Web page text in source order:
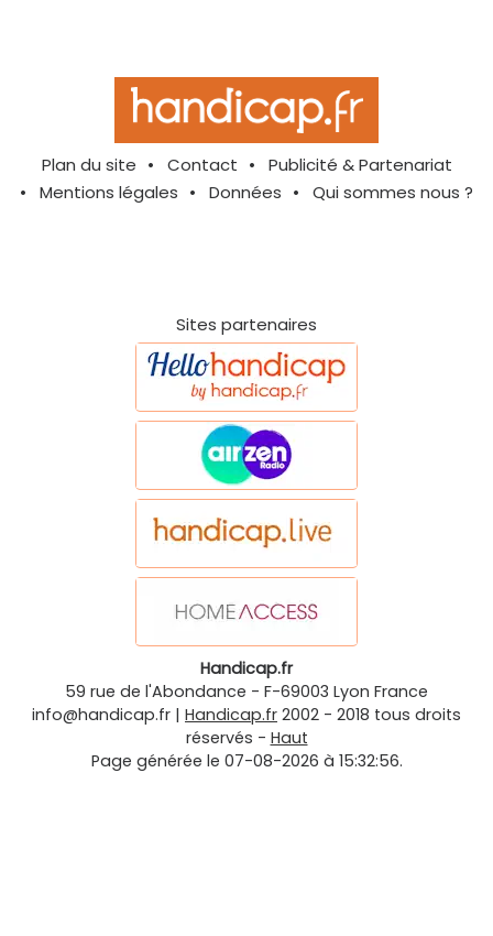
Plan du site Contact
Publicité & Partenariat
Mentions légales
Données Qui sommes nous ?
Sites partenaires
Handicap.fr
59 rue de l'Abondance - F-69003 Lyon France
info@handicap.fr | Handicap.fr 2002 - 2018 tous droits
réservés - Haut
Page générée le 07-08-2026 à 15:32:56.